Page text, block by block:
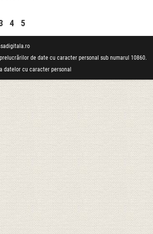
4 5
de date cu caracter personal sub numarul 10860.
datelor cu caracter personal